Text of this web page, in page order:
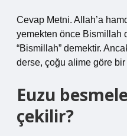
Cevap Metni. Allah’a
yemekten önce Bismillah
“Bismillah” demektir.
derse, çoğu alime göre bir
Euzu
çekilir?